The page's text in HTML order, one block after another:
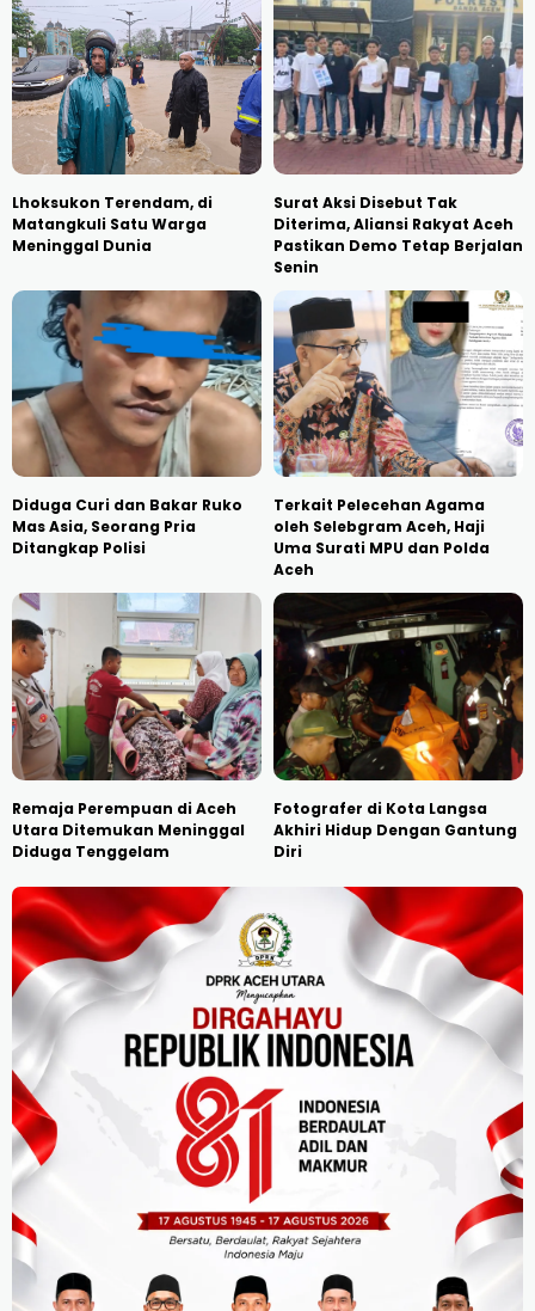
Lhoksukon Terendam, di
Matangkuli Satu Warga
Meninggal Dunia
Surat Aksi Disebut Tak
Diterima, Aliansi Rakyat Aceh
Pastikan Demo Tetap Berjalan
Senin
Diduga Curi dan Bakar Ruko
Mas Asia, Seorang Pria
Ditangkap Polisi
Terkait Pelecehan Agama
oleh Selebgram Aceh, Haji
Uma Surati MPU dan Polda
Aceh
Remaja Perempuan di Aceh
Utara Ditemukan Meninggal
Diduga Tenggelam
Fotografer di Kota Langsa
Akhiri Hidup Dengan Gantung
Diri